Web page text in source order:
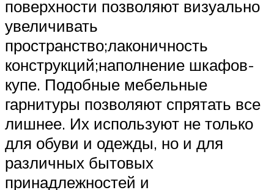
поверхности позволяют визуально
увеличивать
пространство;лаконичность
конструкций;наполнение шкафов-
купе. Подобные мебельные
гарнитуры позволяют спрятать все
лишнее. Их используют не только
для обуви и одежды, но и для
различных бытовых
принадлежностей и